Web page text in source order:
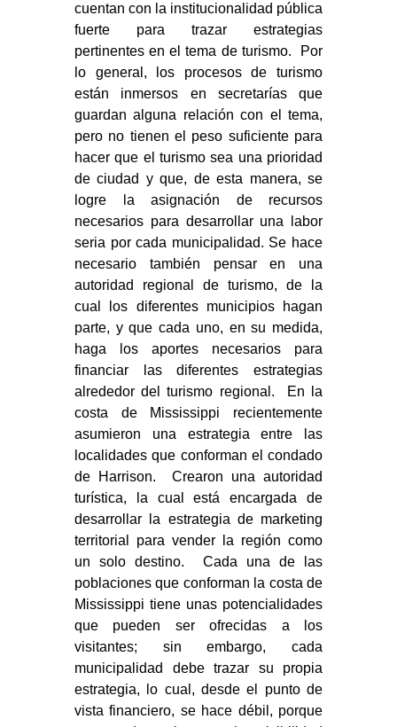
cuentan con la institucionalidad pública
fuerte para trazar estrategias
pertinentes en el tema de turismo. Por
lo general, los procesos de turismo
están inmersos en secretarías que
guardan alguna relación con el tema,
pero no tienen el peso suficiente para
hacer que el turismo sea una prioridad
de ciudad y que, de esta manera, se
logre la asignación de recursos
necesarios para desarrollar una labor
seria por cada municipalidad. Se hace
necesario también pensar en una
autoridad regional de turismo, de la
cual los diferentes municipios hagan
parte, y que cada uno, en su medida,
haga los aportes necesarios para
financiar las diferentes estrategias
alrededor del turismo regional. En la
costa de Mississippi recientemente
asumieron una estrategia entre las
localidades que conforman el condado
de Harrison. Crearon una autoridad
turística, la cual está encargada de
desarrollar la estrategia de marketing
territorial para vender la región como
un solo destino. Cada una de las
poblaciones que conforman la costa de
Mississippi tiene unas potencialidades
que pueden ser ofrecidas a los
visitantes; sin embargo, cada
municipalidad debe trazar su propia
estrategia, lo cual, desde el punto de
vista financiero, se hace débil, porque